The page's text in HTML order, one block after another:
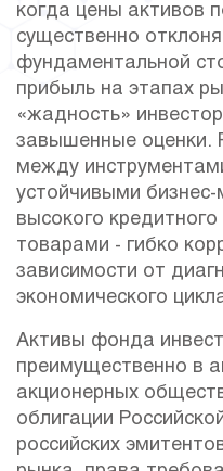
когда цены активов
существенно
фундаментальной
прибыль на этапах
«жадность»
завышенные оценки.
между
устойчивыми
высокого
товарами - гибко
зависимости от
экономического
Активы фонда
преимущественно в
акционерных
облигации
российских